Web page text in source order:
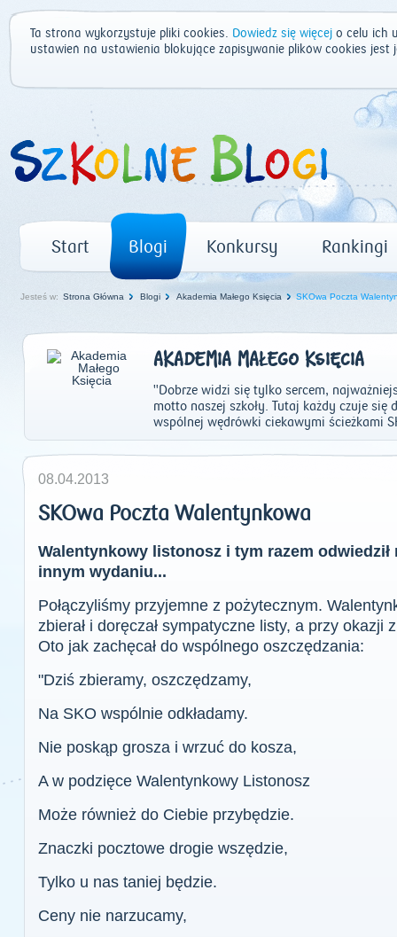
Ta strona wykorzystuje pliki cookies. Dowiedz się więcej o celu ich
ustawień na ustawienia blokujące zapisywanie plików cookies
Start Blogi Konkursy Rankingi
Jesteś w: Strona Główna Blogi Akademia Małego Księcia SKOwa Poczta
AKADEMIA MAŁEGO KSIĘCIA
"Dobrze widzi się tylko sercem,
motto naszej szkoły. Tutaj każdy czuje
wspólnej wędrówki ciekawymi ścieżkami
08.04.2013
SKOwa Poczta Walentynkowa
Walentynkowy listonosz i tym razem odwiedził
innym wydaniu...
Połączyliśmy przyjemne z pożytecznym.
zbierał i doręczał sympatyczne listy, a przy okazji
Oto jak zachęcał do wspólnego oszczędzania:
"Dziś zbieramy, oszczędzamy,
Na SKO wspólnie odkładamy.
Nie poskąp grosza i wrzuć do kosza,
A w podzięce Walentynkowy Listonosz
Może również do Ciebie przybędzie.
Znaczki pocztowe drogie wszędzie,
Tylko u nas taniej będzie.
Ceny nie narzucamy,